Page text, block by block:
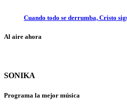
Cuando todo se derrumba, Cristo
Al aire ahora
SONIKA
Programa la mejor música